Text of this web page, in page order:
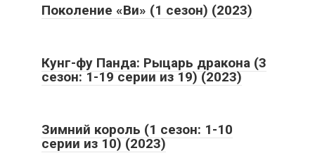
Поколение «Ви» (1 сезон) (2023)
Кунг-фу Панда: Рыцарь дракона (3
сезон: 1-19 серии из 19) (2023)
Зимний король (1 сезон: 1-10
серии из 10) (2023)